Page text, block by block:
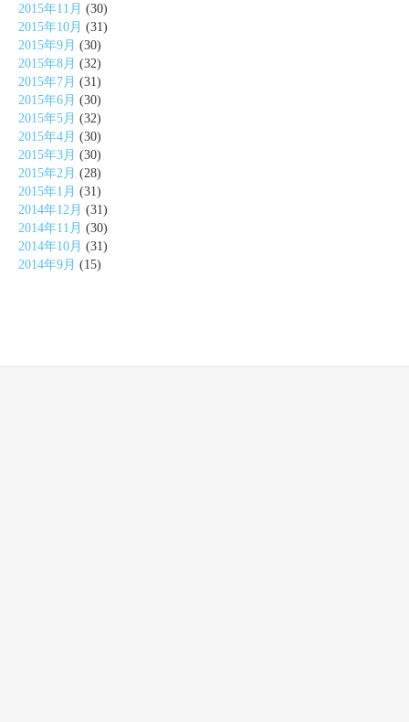
2015年11月 (30)
2015年10月 (31)
2015年9月 (30)
2015年8月 (32)
2015年7月 (31)
2015年6月 (30)
2015年5月 (32)
2015年4月 (30)
2015年3月 (30)
2015年2月 (28)
2015年1月 (31)
2014年12月 (31)
2014年11月 (30)
2014年10月 (31)
2014年9月 (15)